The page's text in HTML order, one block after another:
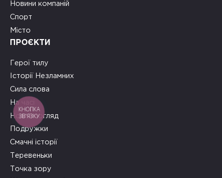
Новини компаній
Спорт
Місто
ПРОЄКТИ
Герої тилу
Історії Незламних
Сила слова
На часі
Новий погляд
Подружки
Смачні історії
Теревеньки
Точка зору
КНОПКА
ЗВ'ЯЗКУ